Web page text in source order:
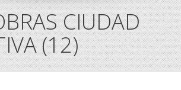
CIUDAD
(12)